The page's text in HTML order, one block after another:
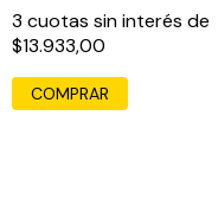
3 cuotas sin interés de
$13.933,00